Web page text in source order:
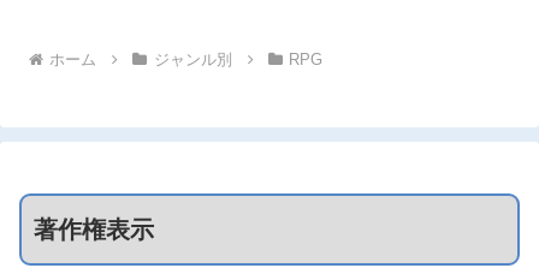
ホーム ジャンル別 RPG
著作権表示